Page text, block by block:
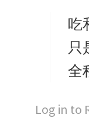
吃
只
全
Log in to